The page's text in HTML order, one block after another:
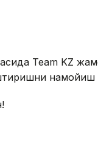
Team KZ
намойиш